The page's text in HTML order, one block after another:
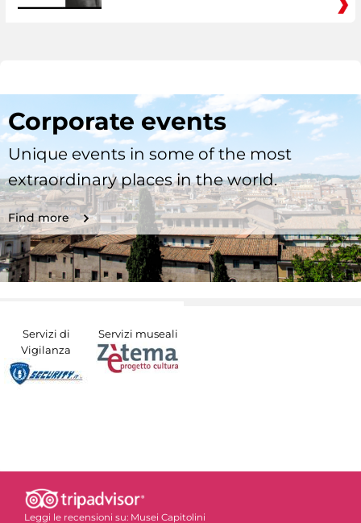
Corporate events
Unique events in some of the most
extraordinary places in the world.
Find more
Servizi di
Vigilanza
Servizi museali
Leggi le recensioni su: Musei Capitolini